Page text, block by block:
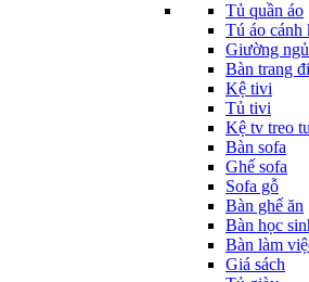
Tủ quần áo
Tú áo cánh
Giường ngủ
Bàn trang
Kệ tivi
Tủ tivi
Kệ tv treo
Bàn sofa
Ghế sofa
Sofa gỗ
Bàn ghế ăn
Bàn học
Bàn làm
Giá sách